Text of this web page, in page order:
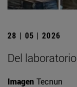
28 | 05 | 2026
Del
Imagen Tecnun